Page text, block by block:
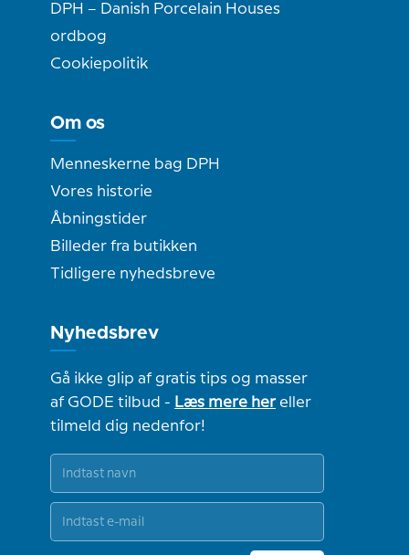
DPH – Danish Porcelain Houses
ordbog
Cookiepolitik
Om os
Menneskerne bag DPH
Vores historie
Åbningstider
Billeder fra butikken
Tidligere nyhedsbreve
Nyhedsbrev
Gå ikke glip af gratis tips og masser
af GODE tilbud - Læs mere hereller
tilmeld dig nedenfor!